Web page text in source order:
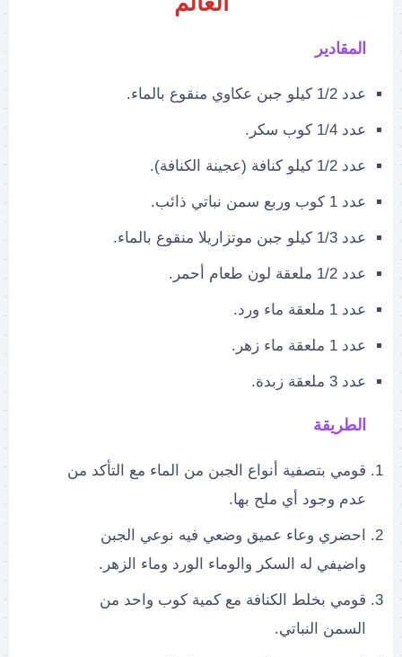
المقادير
عدد 1/2 كيلو جبن عكاوي منقوع بالماء.
عدد 1/4 كوب سكر.
عدد 1/2 كيلو كنافة (عجينة الكنافة).
عدد 1 كوب وربع سمن نباتي ذائب.
عدد 1/3 كيلو جبن موتزاريلا منقوع بالماء.
عدد 1/2 ملعقة لون طعام أحمر.
عدد 1 ملعقة ماء ورد.
عدد 1 ملعقة ماء زهر.
عدد 3 ملعقة زبدة.
الطريقة
قومي بتصفية أنواع الجبن من الماء مع التأكد من
عدم وجود أي ملح بها.
احضري وعاء عميق وضعي فيه نوعي الجبن
واضيفي له السكر والوماء الورد وماء الزهر.
قومي بخلط الكنافة مع كمية كوب واحد من
السمن النباتي.